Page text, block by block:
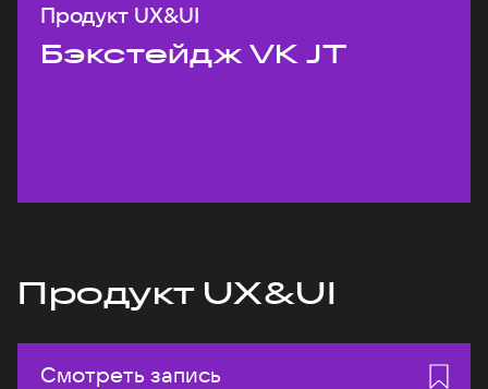
Продукт UX&UI
Бэкстейдж VK JT
Продукт UX&UI
Смотреть запись